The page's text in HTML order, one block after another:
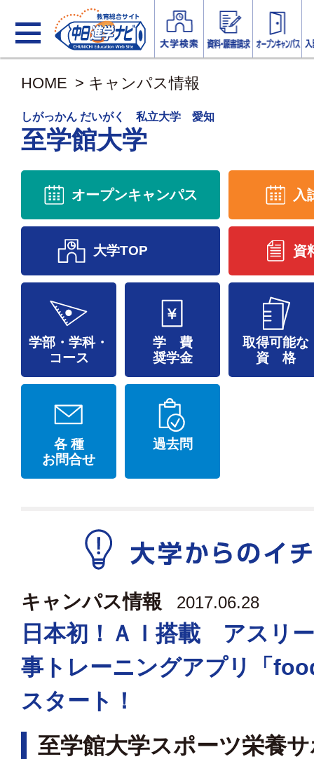
HOME > キャンパス情報
しがっかん だいがく 私立大学 愛知
至学館大学
オープンキャンパス 入
資
大学TOP
学部・学科・
コース
学 費
奨学金
取得可能な
資 格
各 種
お問合せ
過去問
キャンパス情報 2017.06.28
日本初！ＡＩ搭載 アスリ
事トレーニングアプリ「
スタート！
至学館大学スポーツ栄養